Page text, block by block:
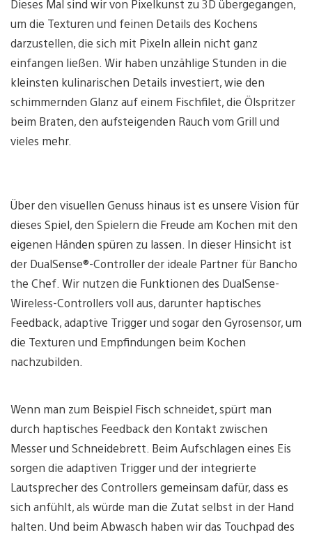
Dieses Mal sind wir von Pixelkunst zu 3D übergegangen,
um die Texturen und feinen Details des Kochens
darzustellen, die sich mit Pixeln allein nicht ganz
einfangen ließen. Wir haben unzählige Stunden in die
kleinsten kulinarischen Details investiert, wie den
schimmernden Glanz auf einem Fischfilet, die Ölspritzer
beim Braten, den aufsteigenden Rauch vom Grill und
vieles mehr.
Über den visuellen Genuss hinaus ist es unsere Vision für
dieses Spiel, den Spielern die Freude am Kochen mit den
eigenen Händen spüren zu lassen. In dieser Hinsicht ist
der DualSense®-Controller der ideale Partner für Bancho
the Chef. Wir nutzen die Funktionen des DualSense-
Wireless-Controllers voll aus, darunter haptisches
Feedback, adaptive Trigger und sogar den Gyrosensor, um
die Texturen und Empfindungen beim Kochen
nachzubilden.
Wenn man zum Beispiel Fisch schneidet, spürt man
durch haptisches Feedback den Kontakt zwischen
Messer und Schneidebrett. Beim Aufschlagen eines Eis
sorgen die adaptiven Trigger und der integrierte
Lautsprecher des Controllers gemeinsam dafür, dass es
sich anfühlt, als würde man die Zutat selbst in der Hand
halten. Und beim Abwasch haben wir das Touchpad des